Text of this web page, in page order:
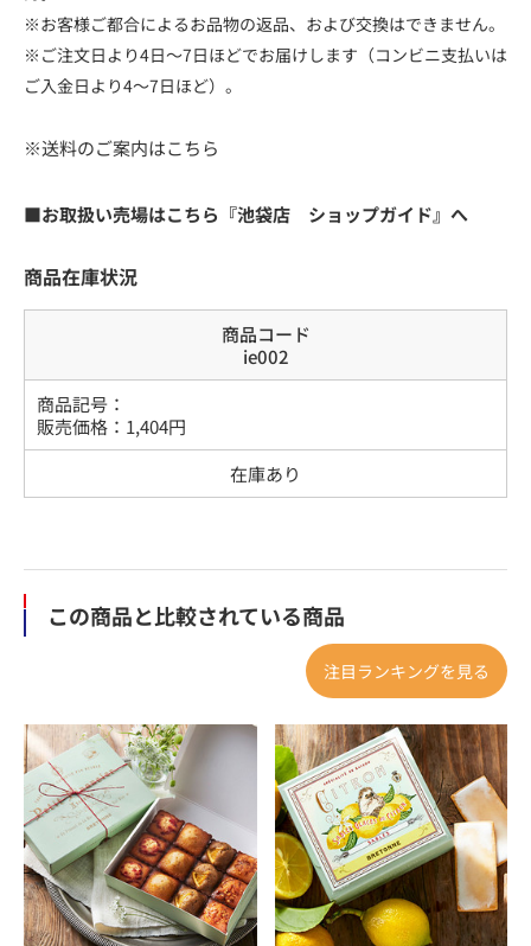
※お客様ご都合によるお品物の返品、および交換はできません。
※ご注文日より4日～7日ほどでお届けします（コンビニ支払いは
ご入金日より4～7日ほど）。
※送料のご案内はこちら
■お取扱い売場はこちら『池袋店 ショップガイド』へ
商品在庫状況
商品コード
ie002
商品記号：
販売価格： 1,404円
在庫あり
この商品と比較されている商品
注目ランキングを見る